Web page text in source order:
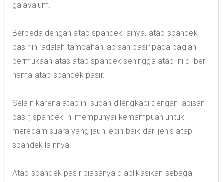
galavalum.
Berbeda dengan atap spandek lainya, atap spandek
pasir ini adalah tambahan lapisan pasir pada bagian
permukaan atas atap spandek sehingga atap ini di beri
nama atap spandek pasir.
Selain karena atap ini sudah dilengkapi dengan lapisan
pasir, spandek ini mempunyai kemampuan untuk
meredam suara yang jauh lebih baik dari jenis atap
spandek lainnya.
Atap spandek pasir biasanya diaplikasikan sebagai